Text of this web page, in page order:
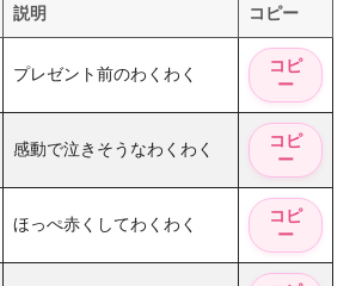
説明 コピー
プレゼント前のわくわく
感動で泣きそうなわくわく
ほっぺ赤くしてわくわく